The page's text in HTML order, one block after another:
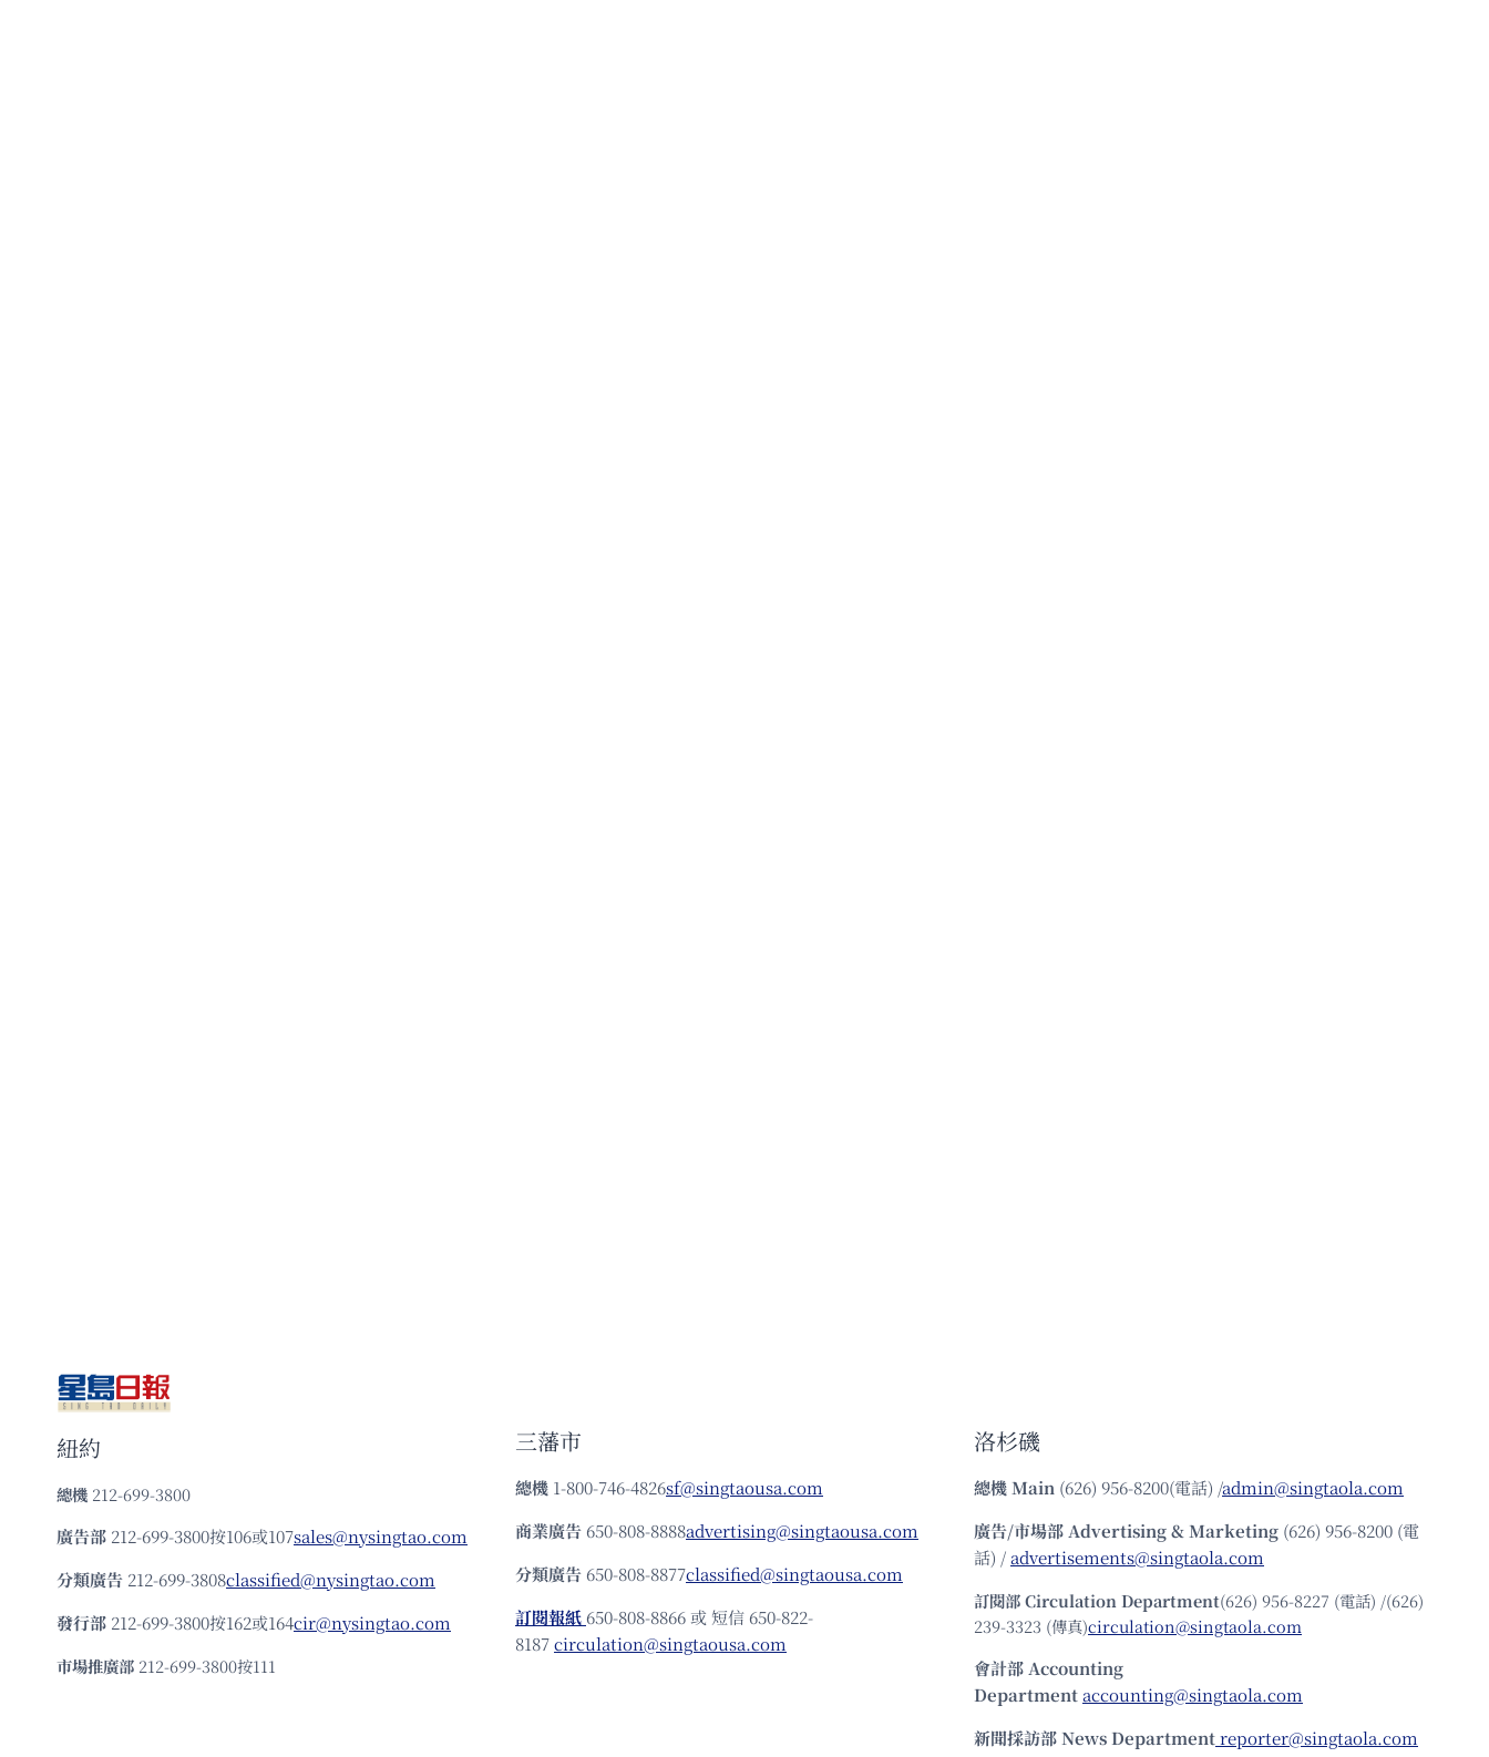
紐約
總機 212-699-3800
廣告部 212-699-3800按106或107sales@nysingtao.com
分類廣告 212-699-3808classified@nysingtao.com
發⾏部 212-699-3800按162或164cir@nysingtao.com
市場推廣部 212-699-3800按111
三藩市
總機 1-800-746-4826sf@singtaousa.com
商業廣告 650-808-8888advertising@singtaousa.com
分類廣告 650-808-8877classified@singtaousa.com
訂閱報紙 650-808-8866 或 短信 650-822-
8187circulation@singtaousa.com
洛杉磯
總機Main (626) 956-8200(電話) /admin@singtaola.com
廣告/市場部Advertising & Marketing (626) 956-8200 (電
話) /advertisements@singtaola.com
訂閱部 Circulation Department(626) 956-8227 (電話) /(626)
239-3323 (傳真)circulation@singtaola.com
會計部 Accounting
Departmentaccounting@singtaola.com
新聞採訪部 News Departmentreporter@singtaola.com